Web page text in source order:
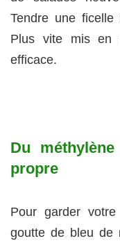
Tendre une
Plus vite mis en
efficace.
Du
propre
Pour garder
goutte de bleu de